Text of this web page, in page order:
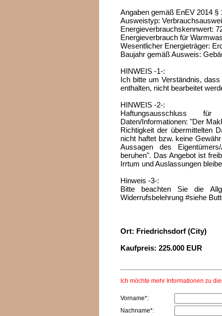
Angaben gemäß EnEV 2014 §
Ausweistyp:
Energieverbrauchskennwert:
Energieverbrauch für
Wesentlicher Energieträger:
Baujahr gemäß Ausweis:
HINWEIS -1-:
Ich bitte um Verständnis,
enthalten, nicht bearbeitet
HINWEIS -2-:
Haftungsausschluss
Daten/Informationen: "Der
Richtigkeit der übermittelten
nicht haftet bzw. keine
Aussagen des
beruhen". Das Angebot ist
Irrtum und Auslassungen
Hinweis -3-:
Bitte beachten Sie die
Widerrufsbelehrung #siehe
Ort: Friedrichsdorf (City)
Kaufpreis: 225.000 EUR
Ich möchte mehr Informationen zu
Vorname*:
Nachname*: